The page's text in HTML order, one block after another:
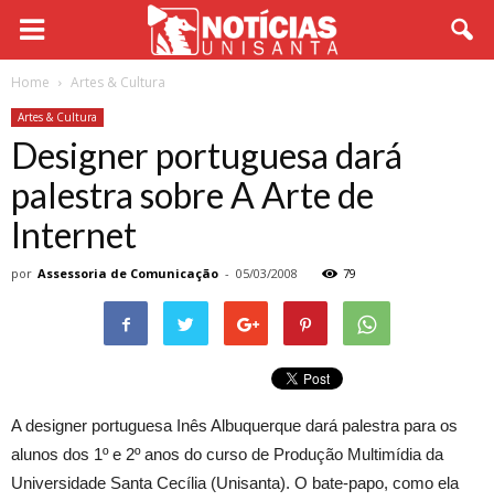
Home Artes & Cultura
Artes & Cultura
Designer portuguesa dará
palestra sobre A Arte de
Internet
por Assessoria de Comunicação - 05/03/2008 79
A designer portuguesa Inês Albuquerque dará palestra para os
alunos dos 1º e 2º anos do curso de Produção Multimídia da
Universidade Santa Cecília (Unisanta). O bate-papo, como ela